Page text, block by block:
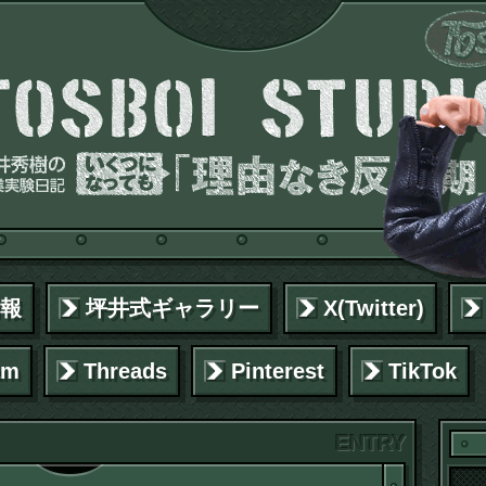
坪井式ギャラリー X(Twitter)
Threads Pinterest TikTok